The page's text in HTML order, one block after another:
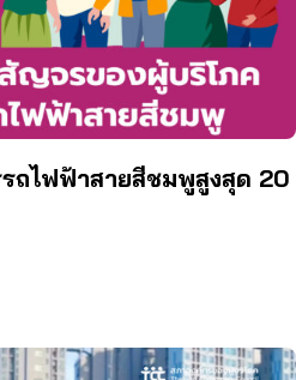
ถไฟฟ้าสายสีชมพูสูงสุด 20